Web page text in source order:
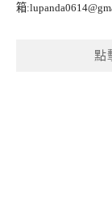
箱:
點